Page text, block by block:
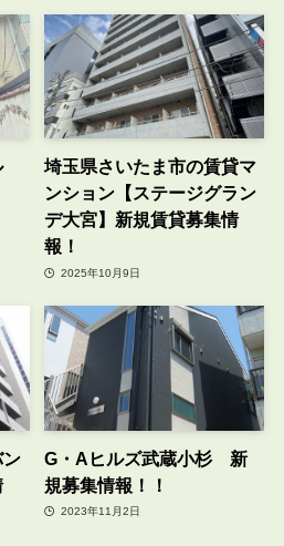
埼玉県さいたま市の賃貸マ
ンション【ステージグラン
デ大宮】新規賃貸募集情
報！
2025年10月9日
G・Aヒルズ武蔵小杉 新
規募集情報！！
2023年11月2日